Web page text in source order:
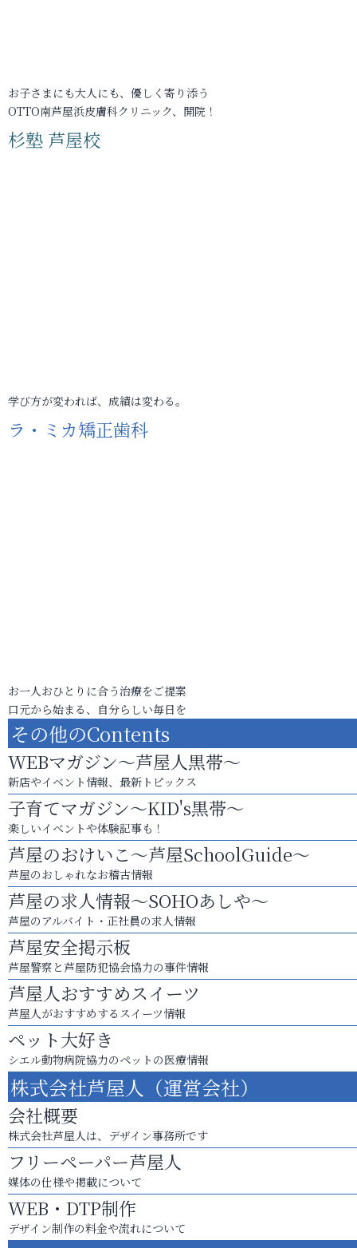
お子さまにも大人にも、優しく寄り添う
OTTO南芦屋浜皮膚科クリニック、開院！
杉塾 芦屋校
学び方が変われば、成績は変わる。
ラ・ミカ矯正歯科
お一人おひとりに合う治療をご提案
口元から始まる、自分らしい毎日を
その他のContents
WEBマガジン～芦屋人黒帯～
新店やイベント情報、最新トピックス
子育てマガジン～KID's黒帯～
楽しいイベントや体験記事も！
芦屋のおけいこ～芦屋SchoolGuide～
芦屋のおしゃれなお稽古情報
芦屋の求人情報～SOHOあしや～
芦屋のアルバイト・正社員の求人情報
芦屋安全掲示板
芦屋警察と芦屋防犯協会協力の事件情報
芦屋人おすすめスイーツ
芦屋人がおすすめするスイーツ情報
ペット大好き
シエル動物病院協力のペットの医療情報
株式会社芦屋人（運営会社）
会社概要
株式会社芦屋人は、デザイン事務所です
フリーペーパー芦屋人
媒体の仕様や掲載について
WEB・DTP制作
デザイン制作の料金や流れについて